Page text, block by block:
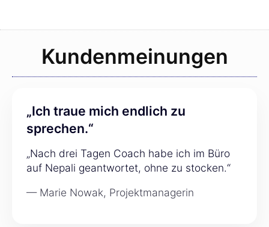
Kundenmeinungen
„Ich traue mich endlich zu
sprechen.“
„Nach drei Tagen Coach habe ich im Büro
auf Nepali geantwortet, ohne zu stocken.“
— Marie Nowak, Projektmanagerin